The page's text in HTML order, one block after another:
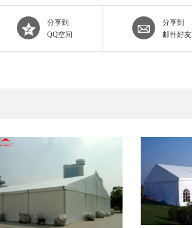
分享到
QQ空间
分享到
邮件好友